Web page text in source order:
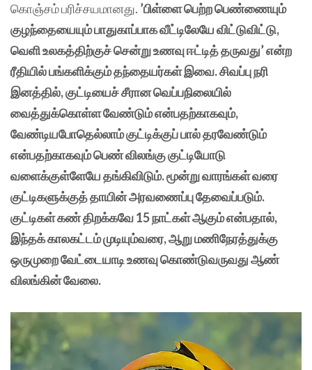
கொஞ்சம் பரிச்சயமானது. ’பிள்ளை பெற்ற பெண்ணையும்
குழந்தையையும் பாதுகாப்பாக வீட்டிலேயே விட்டுவிட்டு,
வெளி உலகத்திற்குச் சென்று உணவு ஈட்டித் தருவது’ என்ற
ரீதியில் பங்களிக்கும் தந்தையர்கள் இவை. சிவப்பு நரி
இனத்தில், குட்டியைச் சீரான வெப்பநிலையில்
வைத்துக்கொள்ள வேண்டும் என்பதற்காகவும்,
வேண்டியபோதெல்லாம் குட்டிக்குப் பால் தரவேண்டும்
என்பதற்காகவும் பெண் விலங்கு குட்டியோடு
வளைக்குள்ளேயே தங்கிவிடும். மூன்று வாரங்கள் வரை
குட்டிகளுக்குத் தாயின் அரவணைப்பு தேவைப்படும்.
குட்டிகள் கண் திறக்கவே 15 நாட்கள் ஆகும் என்பதால்,
இந்தக் காலகட்டம் முடியும்வரை, ஆறு மணிநேரத்துக்கு
ஒருமுறை வேட்டையாடி உணவு கொண்டுவருவது ஆண்
விலங்கின் வேலை.